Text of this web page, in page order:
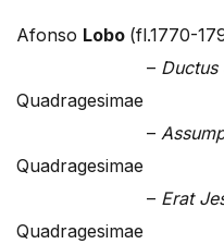
Afonso Lobo (fl.1770-
– Ductus
Quadragesimae
–
Quadragesimae
– Erat
Quadragesimae